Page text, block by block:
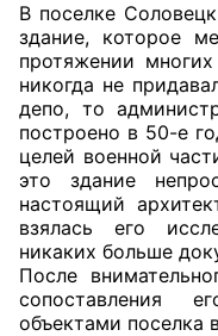
В поселке
здание, которое
протяжении
никогда не
депо, то
построено в 50-е
целей военной
это здание
настоящий
взялась его
никаких больше
После
сопоставления
объектами поселка